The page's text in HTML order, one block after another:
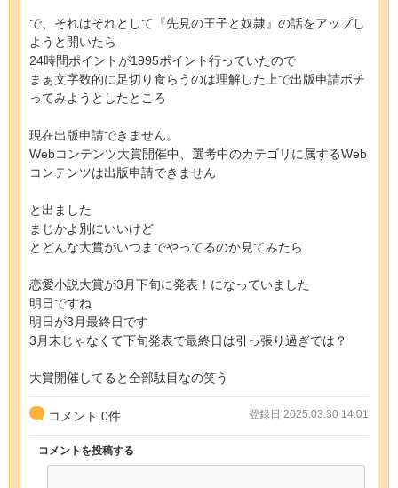
で、それはそれとして『先見の王子と奴隷』の話をアップし
ようと開いたら
24時間ポイントが1995ポイント行っていたので
まぁ文字数的に足切り食らうのは理解した上で出版申請ポチ
ってみようとしたところ
現在出版申請できません。
Webコンテンツ大賞開催中、選考中のカテゴリに属するWeb
コンテンツは出版申請できません
と出ました
まじかよ別にいいけど
とどんな大賞がいつまでやってるのか見てみたら
恋愛小説大賞が3月下旬に発表！になっていました
明日ですね
明日が3月最終日です
3月末じゃなくて下旬発表で最終日は引っ張り過ぎでは？
大賞開催してると全部駄目なの笑う
コメント 0件 登録日 2025.03.30 14:01
コメントを投稿する